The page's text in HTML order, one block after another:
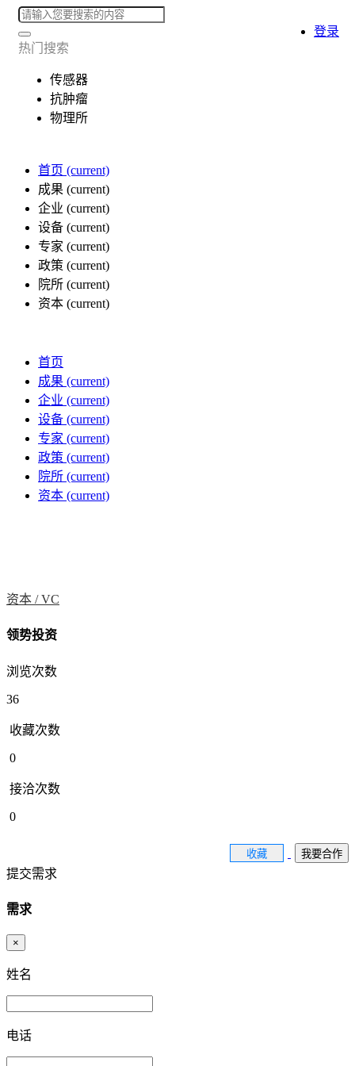
热门搜索
传感器
抗肿瘤
物理所
首页 (current)
成果 (current)
企业 (current)
设备 (current)
专家 (current)
政策 (current)
院所 (current)
资本 (current)
登录
首页
成果 (current)
企业 (current)
设备 (current)
专家 (current)
政策 (current)
院所 (current)
资本 (current)
资本 /VC
领势投资
浏览次数
36
收藏次数
0
接洽次数
0
收藏 我要合作
提交需求
需求
×
姓名
电话